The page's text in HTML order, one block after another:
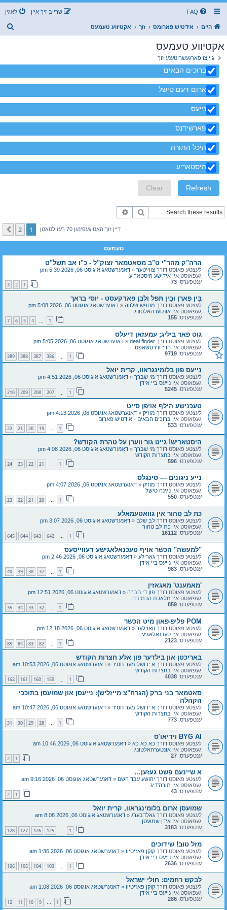
FAQ לאגין שרייב זיך איין
היים אידטיש פארומס זוך אקטיווע טעמעס
אקטיווע טעמעס
גיי צו פארגעשריטענע זוך
ברוכים הבאים
ארום דעם טישל
נייעס
פארשידנס
היכל התורה
היסטאריע
זוך
דיין זוך האט געפינען 70 רעזולטאטן 1
2
קומענדיגע
טעמעס
הרה"ק מהר"י ט"ב מסאטמאר זצוק"ל - כ"ו אב תשל"ט
לעצטע פאוסט דורך צווייטער « דאנערשטאג אוגוסט 06, 2026 5:39 pm
געפאוסט אין אידישע היסטאריע
ענטפערס: 73
1
2
3
בֵּין פָּארָן וּבֵין תֹּפֶל וְלָבָן פאדקעסט - יוסי בראך
לעצטע פאוסט דורך מחפש שלווה « דאנערשטאג אוגוסט 06, 2026 5:08 pm
געפאוסט אין אונטערהאלטונג
ענטפערס: 155
1
…
4
5
6
7
גוט פאר ביליג; עמעזאן דיעלס
לעצטע פאוסט דורך deal finder
« דאנערשטאג אוגוסט 06, 2026 5:05 pm
געפאוסט אין הויז ווירטשאפט
ענטפערס: 9719
1
386
387
388
389
נייעס פון בלומינגראוו, קרית יואל
לעצטע פאוסט דורך מי שברך « דאנערשטאג אוגוסט 06, 2026 4:51 pm
געפאוסט אין נייעס ביי אידן
ענטפערס: 5245
1
207
208
209
210
טעכנישע הילף אויפן סייט
לעצטע פאוסט דורך מוזיק « דאנערשטאג אוגוסט 06, 2026 4:13 pm
געפאוסט אין ברוכים הבאים - אידטיש פארום
ענטפערס: 533
1
…
19
20
21
22
היסטאריש! גייט גור ווערן על טהרת הקודש?
לעצטע פאוסט דורך מי שברך « דאנערשטאג אוגוסט 06, 2026 4:08 pm
געפאוסט אין בחצרות הקודש
ענטפערס: 596
1
21
22
23
24
נייע ניגונים — סינגלס
לעצטע פאוסט דורך מוזיק « דאנערשטאג אוגוסט 06, 2026 4:07 pm
געפאוסט אין נגינה טישל
ענטפערס: 550
1
…
20
21
22
23
כת לב טהור אין גוואטעמאלע
לעצטע פאוסט דורך לב שלם « דאנערשטאג אוגוסט 06, 2026 3:07 pm
געפאוסט אין כת לב טהור
ענטפערס: 16112
1
…
642
643
644
645
"למעשה" הכשר אויף טעכנאלאגישע דעווייסעס
לעצטע פאוסט דורך גארילע « דאנערשטאג אוגוסט 06, 2026 2:46 pm
געפאוסט אין נייעס ביי אידן
ענטפערס: 983
1
37
38
39
40
'מאמענט' מאגאזין
לעצטע פאוסט דורך פון די חברה « דאנערשטאג אוגוסט 06, 2026 12:51 pm
געפאוסט אין מלאכת הכתיבה
ענטפערס: 859
1
…
32
33
34
35
POM פליפ-פאון מיט הכשר
לעצטע פאוסט דורך וואוילער « דאנערשטאג אוגוסט 06, 2026 12:18 pm
געפאוסט אין טעכנאלאגיע
ענטפערס: 2123
1
…
82
83
84
85
באריכטן און בילדער פון אלע חצרות הקודש
לעצטע פאוסט דורך א ירושלימער חסיד « דאנערשטאג אוגוסט 06, 2026 10:53 am
געפאוסט אין בחצרות הקודש
ענטפערס: 4038
1
159
160
161
162
סאטמאר בני ברק (הגרח"צ מייזליש): נייעסן און שמועסן בתוככי
הקהלה
לעצטע פאוסט דורך א ירושלימער חסיד « דאנערשטאג אוגוסט 06, 2026 10:47 am
געפאוסט אין בחצרות הקודש
ענטפערס: 773
1
…
28
29
30
31
BYG AI וידיאו'ס
לעצטע פאוסט דורך כא כא כא « דאנערשטאג אוגוסט 06, 2026 10:46 am
געפאוסט אין אונטערהאלטונג
ענטפערס: 27
1
2
א שיינעם פשט געזען…
לעצטע פאוסט דורך יהושע עבד השם « דאנערשטאג אוגוסט 06, 2026 9:16 am
געפאוסט אין תורה'דיג
ענטפערס: 43
1
2
שמועסן ארום בלומינגראוו, קרית יואל
לעצטע פאוסט דורך גאלדבערג « דאנערשטאג אוגוסט 06, 2026 8:08 am
געפאוסט אין אידן שמועסן
ענטפערס: 3183
1
…
125
126
127
128
מזל טוב! שידוכים
לעצטע פאוסט דורך קוקן פאזיטיוו « דאנערשטאג אוגוסט 06, 2026 1:36 am
געפאוסט אין נייעס ביי אידן
ענטפערס: 2636
1
103
104
105
106
לבקש רחמים: חולי ישראל
לעצטע פאוסט דורך קוקן פאזיטיוו « דאנערשטאג אוגוסט 06, 2026 1:08 am
געפאוסט אין נייעס ביי אידן
ענטפערס: 286
1
…
9
10
11
12